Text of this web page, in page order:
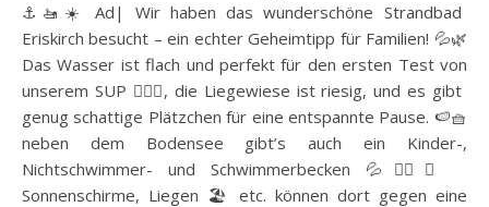
⚓️🚤☀️ Ad| Wir haben das wunderschöne Strandbad
Eriskirch besucht – ein echter Geheimtipp für Familien! 💦🌿
Das Wasser ist flach und perfekt für den ersten Test von
unserem SUP 🏄🏼‍♀️, die Liegewiese ist riesig, und es gibt
genug schattige Plätzchen für eine entspannte Pause. 🍉🧺
neben dem Bodensee gibt’s auch ein Kinder-,
Nichtschwimmer- und Schwimmerbecken 💦🏊‍♀️✨
Sonnenschirme, Liegen 🏖️ etc. können dort gegen eine